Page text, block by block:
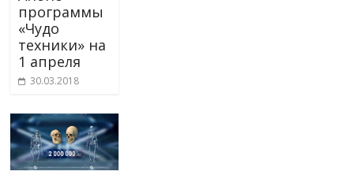
программы
«Чудо
техники» на
1 апреля
30.03.2018